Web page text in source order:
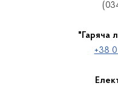
"Гаряча
+38